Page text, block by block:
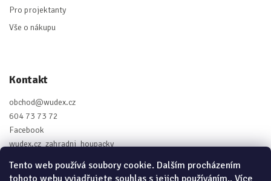
Tento web používá soubory cookie. Dalším procházením
tohoto webu vyjadřujete souhlas s jejich používáním.. Více
Pro projektanty
Vše o nákupu
Kontakt
obchod@wudex.cz
604 73 73 72
Facebook
wudex.cz_zahradni_houpacky